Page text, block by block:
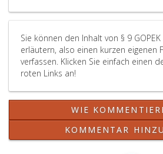
Sie können den Inhalt von § 9
erläutern, also einen kurzen eigenen
verfassen. Klicken Sie einfach einen
roten Links an!
WIE
KOMMENTAR